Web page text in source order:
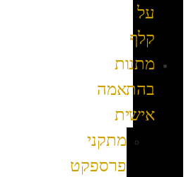
על
קלף
מתנות
בהתאמה
אישית
מתקני
פרספקט